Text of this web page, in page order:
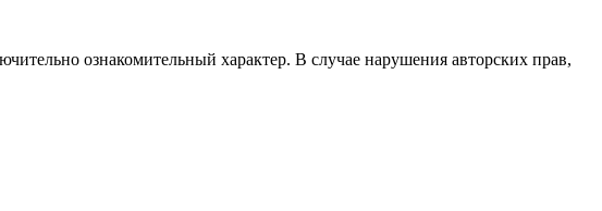
ознакомительный характер. В случае нарушения авторских прав,